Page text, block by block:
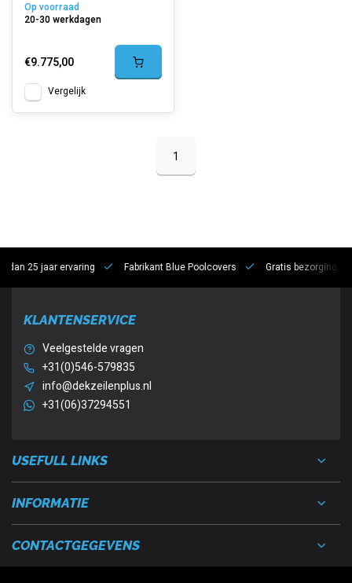
Op voorraad
20-30 werkdagen
€9.775,00
Vergelijk
1
jaar ervaring Fabrikant Blue Poolcovers Gratis bezorging vanaf
KLANTENSERVICE
Veelgestelde vragen
+31(0)546-579835
info@dekzeilenplus.nl
+31(06)37294551
USEFULL LINKS
INFORMATIE
CONTACTGEGEVENS